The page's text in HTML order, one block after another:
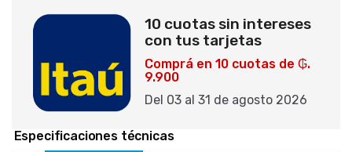
10 cuotas sin intereses
con tus tarjetas
Comprá en 10 cuotas de ₲.
9.900
Del 03 al 31 de agosto 2026
Especificaciones técnicas